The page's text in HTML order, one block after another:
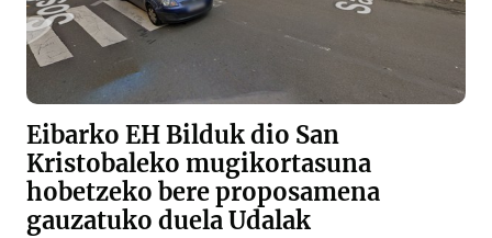
Eibarko EH Bilduk dio San
Kristobaleko mugikortasuna
hobetzeko bere proposamena
gauzatuko duela Udalak